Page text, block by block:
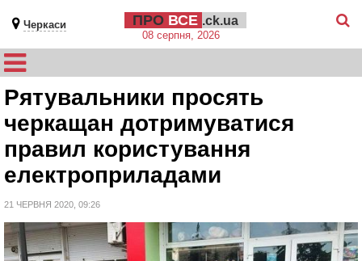
Черкаси ПРО ВСЕ .ck.ua
08 серпня, 2026
Рятувальники просять
черкащан дотримуватися
правил користування
електроприладами
21 ЧЕРВНЯ 2020, 09:26